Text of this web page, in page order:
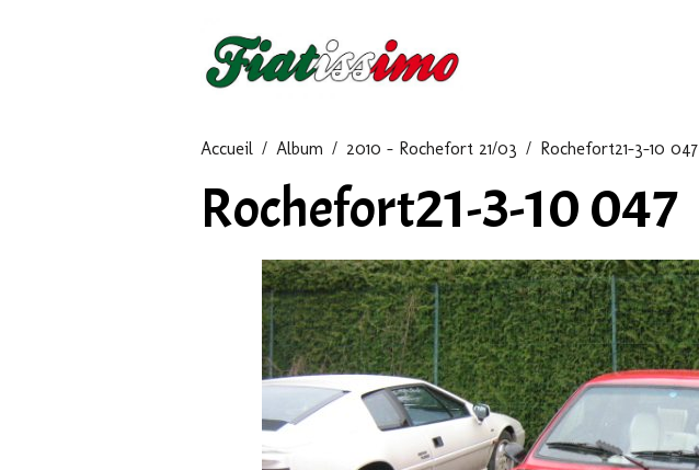
Accueil Album 2010 - Rochefort 21/03 Rochefort21-3-10 047
Rochefort21-3-10 047